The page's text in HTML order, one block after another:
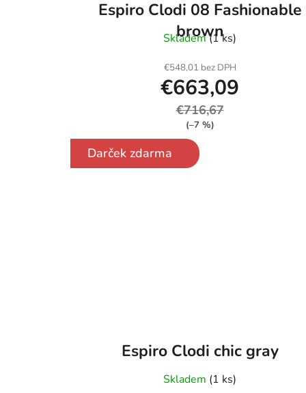
Espiro Clodi 08 Fashionable
brown
Skladem(1 ks)
€548,01 bez DPH
€663,09
€716,67
(–7 %)
Darček zdarma
Espiro Clodi chic gray
Skladem (1 ks)